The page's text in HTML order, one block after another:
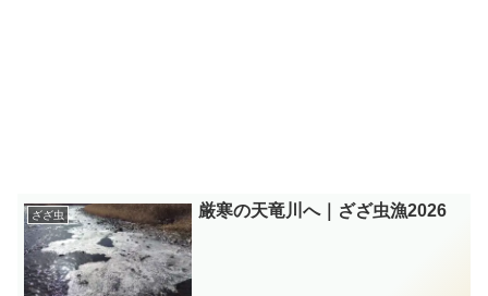
ざざ虫 厳寒の天竜川へ｜ざざ虫漁2026